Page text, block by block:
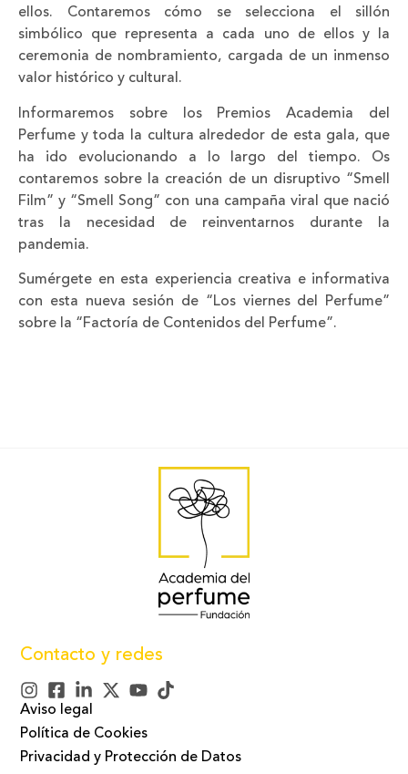
ellos. Contaremos cómo se selecciona el sillón
simbólico que representa a cada uno de ellos y la
ceremonia de nombramiento, cargada de un inmenso
valor histórico y cultural.
Informaremos sobre los Premios Academia del
Perfume y toda la cultura alrededor de esta gala, que
ha ido evolucionando a lo largo del tiempo. Os
contaremos sobre la creación de un disruptivo “Smell
Film” y “Smell Song” con una campaña viral que nació
tras la necesidad de reinventarnos durante la
pandemia.
Sumérgete en esta experiencia creativa e informativa
con esta nueva sesión de “Los viernes del Perfume”
sobre la “Factoría de Contenidos del Perfume”.
Contacto y redes
Aviso legal
Política de Cookies
Privacidad y Protección de Datos